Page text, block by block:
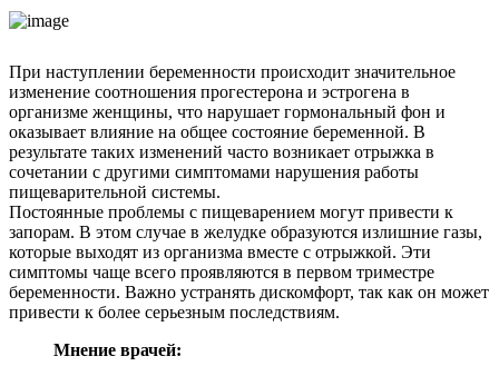
При наступлении беременности происходит значительное
изменение соотношения прогестерона и эстрогена в
организме женщины, что нарушает гормональный фон и
оказывает влияние на общее состояние беременной. В
результате таких изменений часто возникает отрыжка в
сочетании с другими симптомами нарушения работы
пищеварительной системы.
Постоянные проблемы с пищеварением могут привести к
запорам. В этом случае в желудке образуются излишние газы,
которые выходят из организма вместе с отрыжкой. Эти
симптомы чаще всего проявляются в первом триместре
беременности. Важно устранять дискомфорт, так как он может
привести к более серьезным последствиям.
Мнение врачей: